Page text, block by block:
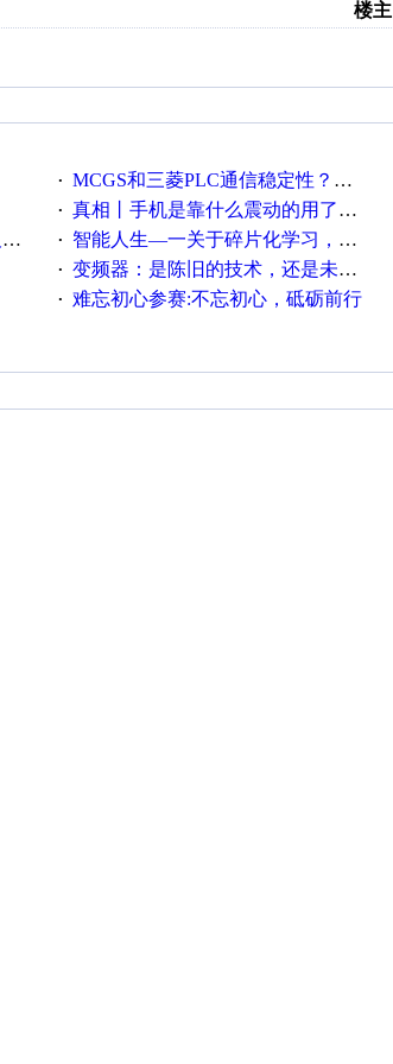
楼主
· MCGS和三菱PLC通信稳定性？？？
· 真相丨手机是靠什么震动的用了这么多年才知道！
· 智能人生—一关于碎片化学习，看这一篇就够了！
· 变频器：是陈旧的技术，还是未来的幕后英雄？
· 难忘初心参赛:不忘初心，砥砺前行